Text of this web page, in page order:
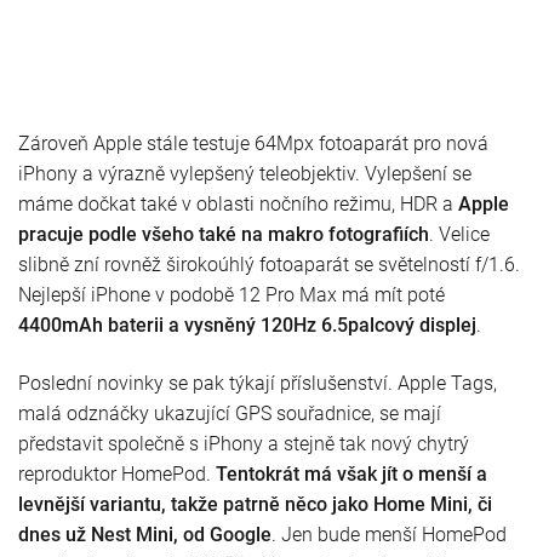
Zároveň Apple stále testuje 64Mpx fotoaparát pro nová
iPhony a výrazně vylepšený teleobjektiv. Vylepšení se
máme dočkat také v oblasti nočního režimu, HDR a Apple
pracuje podle všeho také na makro fotografiích. Velice
slibně zní rovněž širokoúhlý fotoaparát se světelností f/1.6.
Nejlepší iPhone v podobě 12 Pro Max má mít poté
4400mAh baterii a vysněný 120Hz 6.5palcový displej.
Poslední novinky se pak týkají příslušenství. Apple Tags,
malá odznáčky ukazující GPS souřadnice, se mají
představit společně s iPhony a stejně tak nový chytrý
reproduktor HomePod. Tentokrát má však jít o menší a
levnější variantu, takže patrně něco jako Home Mini, či
dnes už Nest Mini, od Google. Jen bude menší HomePod